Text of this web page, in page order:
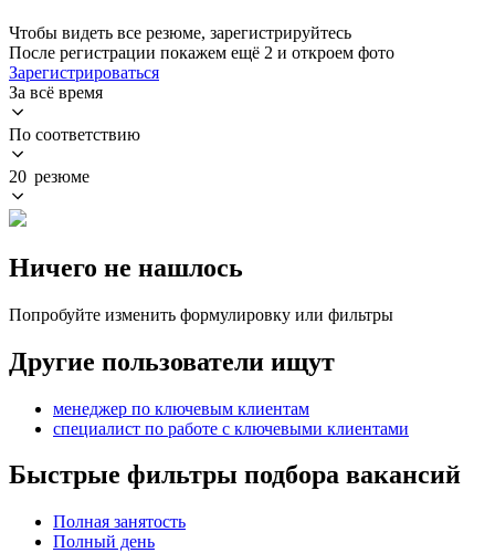
Чтобы видеть все резюме, зарегистрируйтесь
После регистрации покажем ещё 2 и откроем фото
Зарегистрироваться
За всё время
По соответствию
20 резюме
Ничего не нашлось
Попробуйте изменить формулировку или фильтры
Другие пользователи ищут
менеджер по ключевым клиентам
специалист по работе с ключевыми клиентами
Быстрые фильтры подбора вакансий
Полная занятость
Полный день